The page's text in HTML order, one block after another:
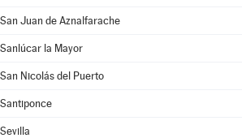
San Juan de Aznalfarache
Sanlúcar la Mayor
San Nicolás del Puerto
Santiponce
Sevilla